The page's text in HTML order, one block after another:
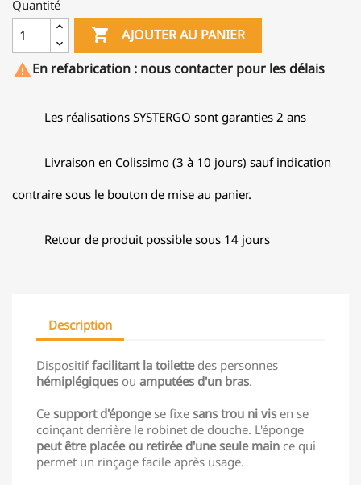
Quantité
 AJOUTER AU PANIER
En refabrication : nous contacter pour les délais
Les réalisations SYSTERGO sont garanties 2 ans
Livraison en Colissimo (3 à 10 jours) sauf indication
contraire sous le bouton de mise au panier.
Retour de produit possible sous 14 jours
Description
Dispositiffacilitant la toilettedes personnes
hémiplégiques ou amputées d'un bras.
Ce support d'épongese fixe sans trou ni vis en se
coinçant derrière le robinet de douche. L'éponge
peut être placée ou retirée d'une seule main ce qui
permet un rinçage facile après usage.